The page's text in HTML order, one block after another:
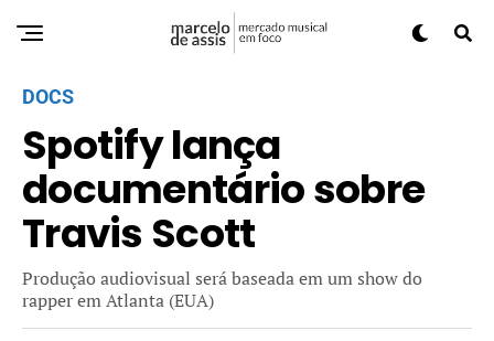
DOCS
Spotify lança
documentário sobre
Travis Scott
Produção audiovisual será baseada em um show do
rapper em Atlanta (EUA)